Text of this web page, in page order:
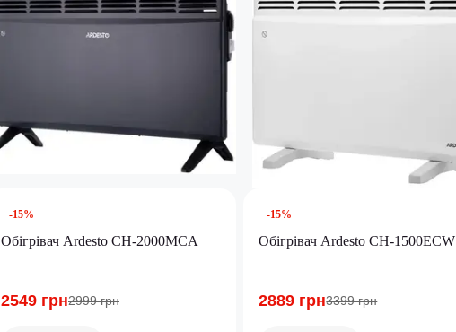
-15%
Обігрівач Ardesto CH-2000MCA
2549 грн2999 грн
-15%
Обігрівач Ardesto CH-1500ECW
2889 грн3399 грн